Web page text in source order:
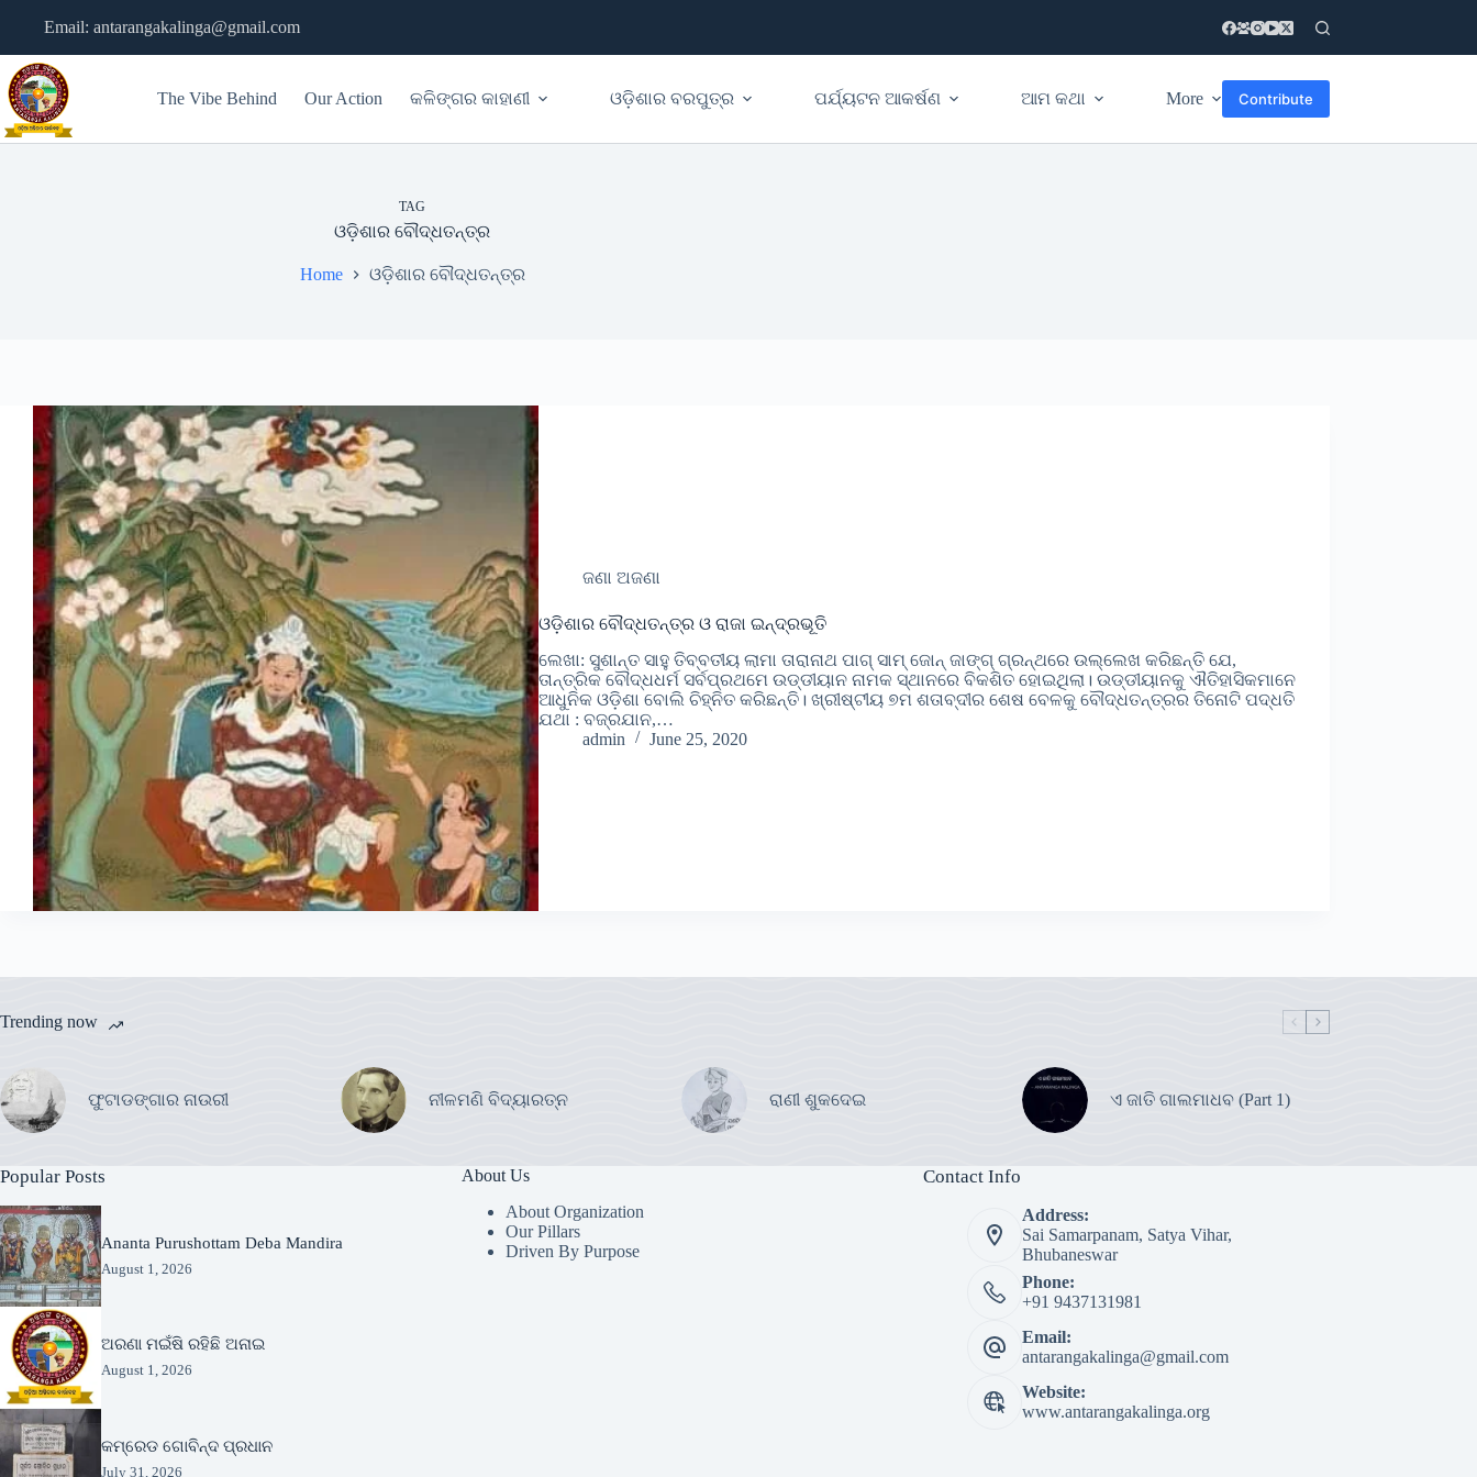
Email: antarangakalinga@gmail.com
The Vibe Behind Our Action କଳିଙ୍ଗର କାହାଣୀ ଓଡ଼ିଶାର ବରପୁତ୍ର ପର୍ଯ୍ୟଟନ ଆକର୍ଷଣ ଆମ କଥା More Contribute
TAG
ଓଡି଼ଶାର ବୌଦ୍ଧତନ୍ତ୍ର
Home ଓଡି଼ଶାର ବୌଦ୍ଧତନ୍ତ୍ର
ଜଣା ଅଜଣା
ଓଡି଼ଶାର ବୌଦ୍ଧତନ୍ତ୍ର ଓ ରାଜା ଇନ୍ଦ୍ରଭୂତି
ଲେଖା: ସୁଶାନ୍ତ ସାହୁ ତିବ୍ବତୀୟ ଲାମା ତାରାନାଥ ପାଗ୍ ସାମ୍ ଜୋନ୍ ଜାଙ୍ଗ୍ ଗ୍ରନ୍ଥରେ ଉଲ୍ଲେଖ କରିଛନ୍ତି ଯେ,
ତାନ୍ତ୍ରିକ ବୌଦ୍ଧଧର୍ମ ସର୍ବପ୍ରଥମେ ଉଡ୍ଡୀୟାନ ନାମକ ସ୍ଥାନରେ ବିକଶିତ ହୋଇଥିଲା। ଉଡ୍ଡୀୟାନକୁ ଐତିହାସିକମାନେ
ଆଧୁନିକ ଓଡି଼ଶା ବୋଲି ଚିହ୍ନିତ କରିଛନ୍ତି। ଖ୍ରୀଷ୍ଟୀୟ ୭ମ ଶତାବ୍ଦୀର ଶେଷ ବେଳକୁ ବୌଦ୍ଧତନ୍ତ୍ରର ତିନୋଟି ପଦ୍ଧତି
ଯଥା : ବଜ୍ରଯାନ,…
admin
June 25, 2020
Trending now
ଫୁଟାଡଙ୍ଗାର ନାଉରୀ ନୀଳମଣି ବିଦ୍ୟାରତ୍ନ ରାଣୀ ଶୁକଦେଇ ଏ ଜାତି ଗାଲମାଧବ (Part 1)
Popular Posts
Ananta Purushottam Deba Mandira
August 1, 2026
ଅରଣା ମଇଁଷି ରହିଛି ଅନାଇ
August 1, 2026
କମ୍ରେଡ ଗୋବିନ୍ଦ ପ୍ରଧାନ
July 31, 2026
About Us
About Organization
Our Pillars
Driven By Purpose​
Contact Info
Address:
Sai Samarpanam, Satya Vihar,
Bhubaneswar
Phone:
+91 9437131981
Email:
antarangakalinga@gmail.com
Website:
www.antarangakalinga.org